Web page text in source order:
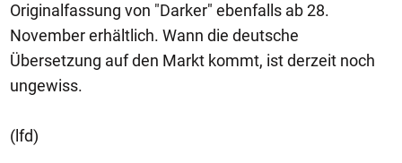
Originalfassung von "Darker" ebenfalls ab 28.
November erhältlich. Wann die deutsche
Übersetzung auf den Markt kommt, ist derzeit noch
ungewiss.
(lfd)